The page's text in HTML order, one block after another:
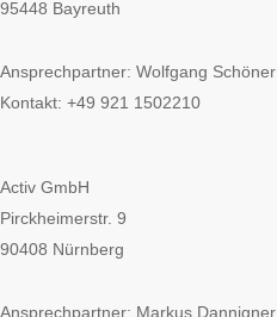
95448 Bayreuth
Ansprechpartner: Wolfgang Schöner
Kontakt: +49 921 1502210
Activ GmbH
Pirckheimerstr. 9
90408 Nürnberg
Ansprechpartner: Markus Dannigner